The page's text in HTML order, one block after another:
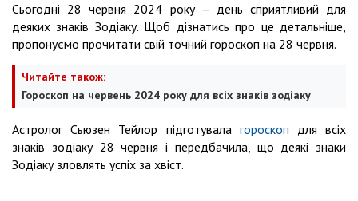
Сьогодні 28 червня 2024 року – день сприятливий для
деяких знаків Зодіаку. Щоб дізнатись про це детальніше,
пропонуємо прочитати свій точний гороскоп на 28 червня.
Читайте також:
Гороскоп на червень 2024 року для всіх знаків зодіаку
Астролог Сьюзен Тейлор підготувала гороскоп для всіх
знаків зодіаку 28 червня і передбачила, що деякі знаки
Зодіаку зловлять успіх за хвіст.